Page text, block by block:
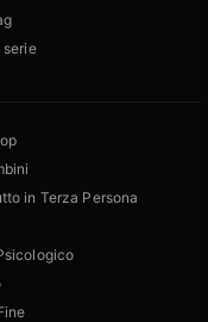
serie
in Terza Persona